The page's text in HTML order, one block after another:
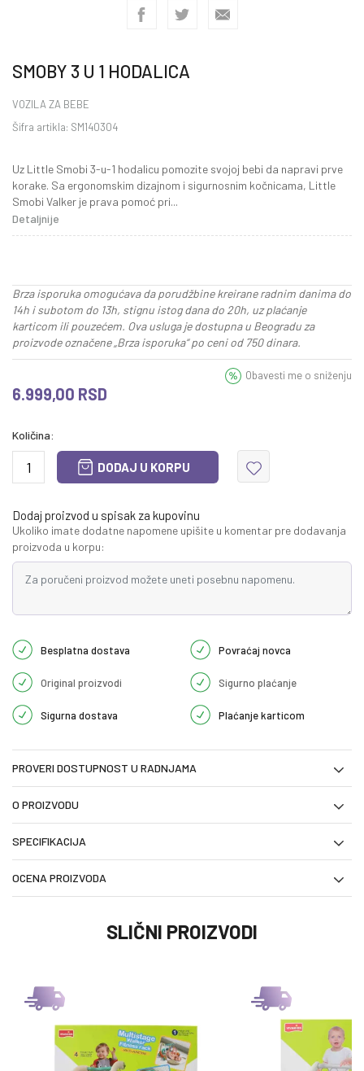
SMOBY 3 U 1 HODALICA
VOZILA ZA BEBE
Šifra artikla: SM140304
Uz Little Smobi 3-u-1 hodalicu pomozite svojoj bebi da napravi prve
korake. Sa ergonomskim dizajnom i sigurnosnim kočnicama, Little
Smobi Valker je prava pomoć pri...
Detaljnije
Brza isporuka omogućava da porudžbine kreirane radnim danima do
14h i subotom do 13h, stignu istog dana do 20h, uz plaćanje
karticom ili pouzećem. Ova usluga je dostupna u Beogradu za
proizvode označene „Brza isporuka“ po ceni od 750 dinara.
6.999,00 RSD
Obavesti me o sniženju
Količina:
DODAJ U KORPU
Dodaj proizvod u spisak za kupovinu
Ukoliko imate dodatne napomene upišite u komentar pre dodavanja
proizvoda u korpu:
Besplatna dostava Povraćaj novca
Original proizvodi Sigurno plaćanje
Sigurna dostava Plaćanje karticom
PROVERI DOSTUPNOST U RADNJAMA
O PROIZVODU
SPECIFIKACIJA
OCENA PROIZVODA
SLIČNI PROIZVODI